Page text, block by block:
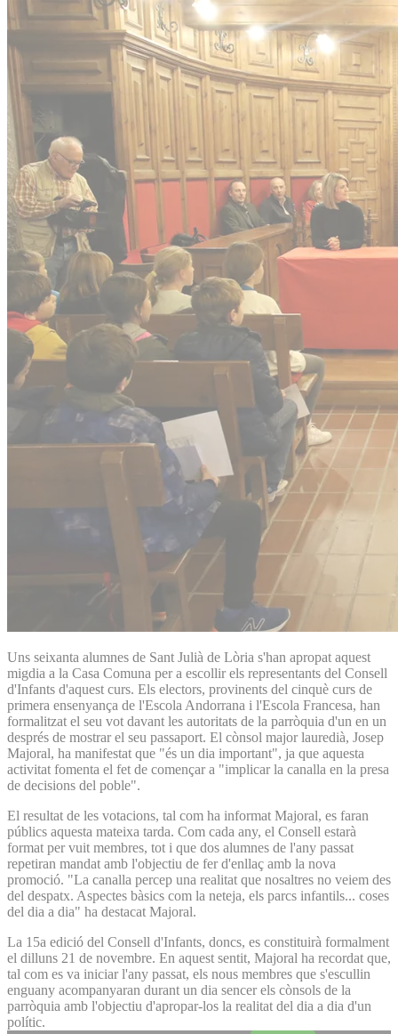
Uns seixanta alumnes de Sant Julià de Lòria s'han apropat aquest
migdia a la Casa Comuna per a escollir els representants del Consell
d'Infants d'aquest curs. Els electors, provinents del cinquè curs de
primera ensenyança de l'Escola Andorrana i l'Escola Francesa, han
formalitzat el seu vot davant les autoritats de la parròquia d'un en un
després de mostrar el seu passaport. El cònsol major lauredià, Josep
Majoral, ha manifestat que "és un dia important", ja que aquesta
activitat fomenta el fet de començar a "implicar la canalla en la presa
de decisions del poble".
El resultat de les votacions, tal com ha informat Majoral, es faran
públics aquesta mateixa tarda. Com cada any, el Consell estarà
format per vuit membres, tot i que dos alumnes de l'any passat
repetiran mandat amb l'objectiu de fer d'enllaç amb la nova
promoció. "La canalla percep una realitat que nosaltres no veiem des
del despatx. Aspectes bàsics com la neteja, els parcs infantils... coses
del dia a dia" ha destacat Majoral.
La 15a edició del Consell d'Infants, doncs, es constituirà formalment
el dilluns 21 de novembre. En aquest sentit, Majoral ha recordat que,
tal com es va iniciar l'any passat, els nous membres que s'escullin
enguany acompanyaran durant un dia sencer els cònsols de la
parròquia amb l'objectiu d'apropar-los la realitat del dia a dia d'un
polític.